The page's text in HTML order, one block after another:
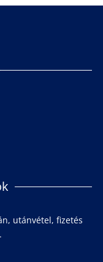
utánvétel, fizetés